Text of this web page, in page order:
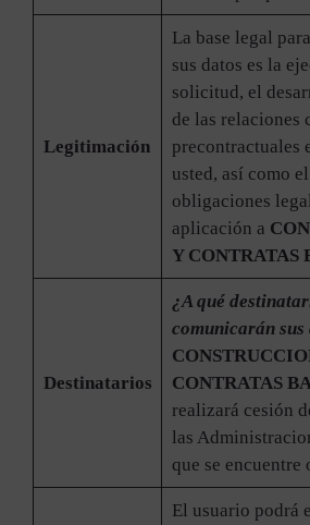
Legitimación
La base legal
sus datos es la
solicitud, el
de las relaciones
precontractuales
usted, así como
obligaciones
aplicación a
Y CONTRATAS
Destinatarios
¿A qué
comunicarán sus
CONTRATAS
realizará cesión
las
que se
El usuario podrá